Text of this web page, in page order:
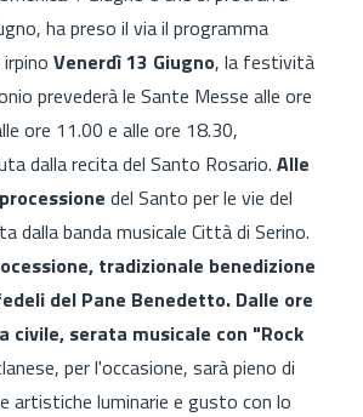
ha preso il via il programma
Venerdì 13 Giugno, la festività
prevederà le Sante Messe alle ore
ore 11.00 e alle ore 18.30,
dalla recita del Santo Rosario. Alle
del Santo per le vie del
dalla banda musicale Città di Serino.
tradizionale benedizione
del Pane Benedetto. Dalle ore
civile, serata musicale con "Rock
per l'occasione, sarà pieno di
artistiche luminarie e gusto con lo